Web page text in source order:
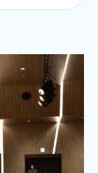
NEW
NEW
NEW